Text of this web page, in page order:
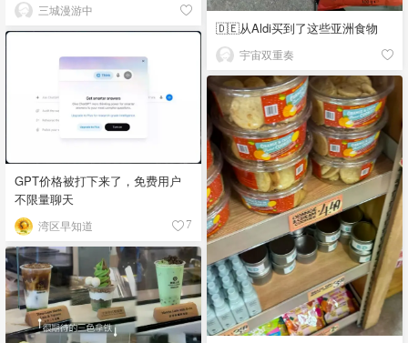
三城漫游中
🇩🇪从Aldi买到了这些亚洲食物
宇宙双重奏
GPT价格被打下来了，免费用户
不限量聊天
湾区早知道 7